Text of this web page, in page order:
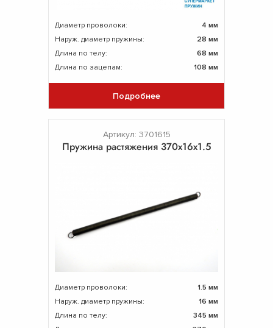
Диаметр проволоки:
4 мм
Наруж. диаметр пружины:
28 мм
Длина по телу:
68 мм
Длина по зацепам:
108 мм
Подробнее
Артикул: 3701615
Пружина растяжения 370х16х1.5
Диаметр проволоки:
1.5 мм
Наруж. диаметр пружины:
16 мм
Длина по телу:
345 мм